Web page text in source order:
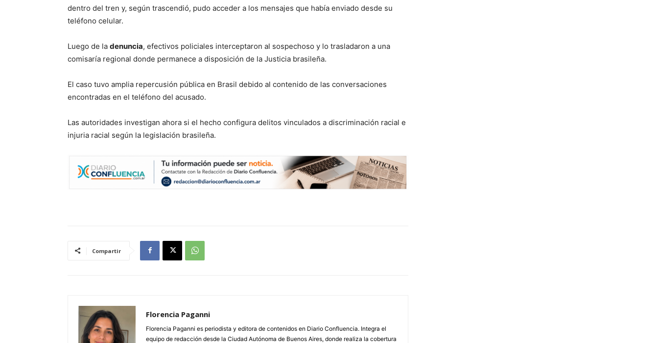
dentro del tren y, según trascendió, pudo acceder a los mensajes que había enviado desde su
teléfono celular.
Luego de la denuncia, efectivos policiales interceptaron al sospechoso y lo trasladaron a una
comisaría regional donde permanece a disposición de la Justicia brasileña.
El caso tuvo amplia repercusión pública en Brasil debido al contenido de las conversaciones
encontradas en el teléfono del acusado.
Las autoridades investigan ahora si el hecho configura delitos vinculados a discriminación racial e
injuria racial según la legislación brasileña.
Compartir
Florencia Paganni
Florencia Paganni es periodista y editora de contenidos en Diario Confluencia. Integra el
equipo de redacción desde la Ciudad Autónoma de Buenos Aires, donde realiza la cobertura